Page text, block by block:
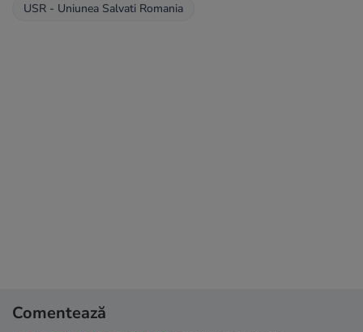
USR - Uniunea Salvati Romania
Comentează